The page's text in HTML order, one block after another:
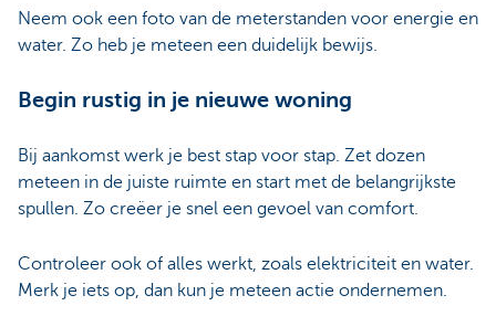
Neem ook een foto van de meterstanden voor energie en
water. Zo heb je meteen een duidelijk bewijs.
Begin rustig in je nieuwe woning
Bij aankomst werk je best stap voor stap. Zet dozen
meteen in de juiste ruimte en start met de belangrijkste
spullen. Zo creëer je snel een gevoel van comfort.
Controleer ook of alles werkt, zoals elektriciteit en water.
Merk je iets op, dan kun je meteen actie ondernemen.